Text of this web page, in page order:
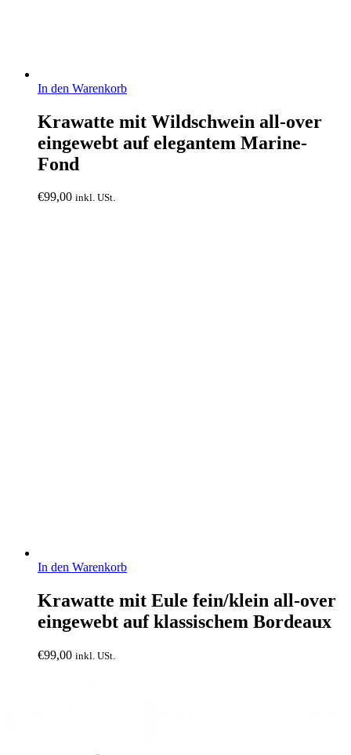
In den Warenkorb
Krawatte mit Wildschwein all-over
eingewebt auf elegantem Marine-
Fond
€99,00 inkl. USt.
In den Warenkorb
Krawatte mit Eule fein/klein all-over
eingewebt auf klassischem Bordeaux
€99,00 inkl. USt.